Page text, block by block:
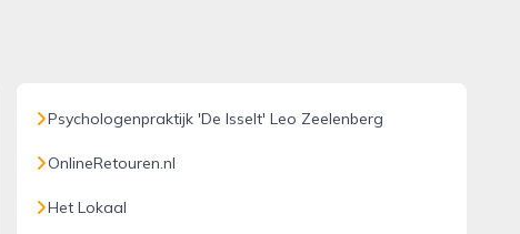
Psychologenpraktijk 'De Isselt' Leo Zeelenberg
OnlineRetouren.nl
Het Lokaal